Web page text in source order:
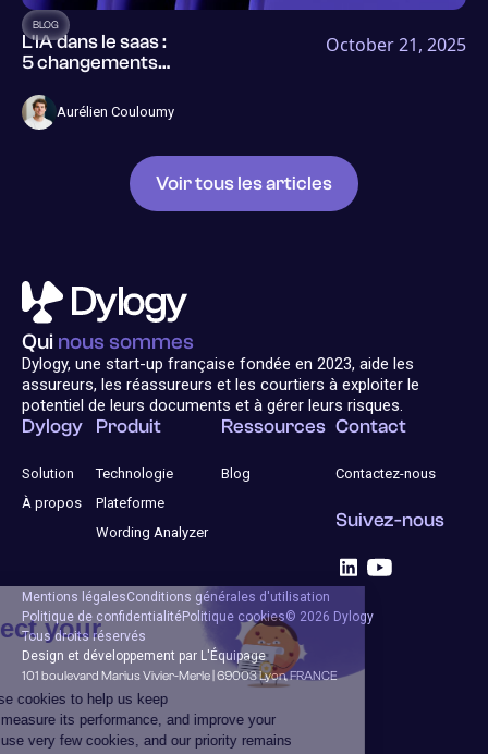
BLOG
L'IA dans le saas :
5 changements
personne n'avait
vus venir
October 21, 2025
Aurélien Couloumy
Voir tous les articles
Dylogy
Solution
À propos
Produit
Technologie
Plateforme
Wording Analyzer
Ressources
Blog
Contact
Contactez-nous
Suivez-nous
Qui nous sommes
Dylogy, une start-up française fondée en 2023, aide les
assureurs, les réassureurs et les courtiers à exploiter le
potentiel de leurs documents et à gérer leurs risques.
Mentions légalesConditions générales d'utilisation
Politique de confidentialitéPolitique cookies© 2026 Dylogy
Tous droits réservés
Design et développement par L'Équipage
101 boulevard Marius Vivier-Merle | 69003 Lyon, FRANCE